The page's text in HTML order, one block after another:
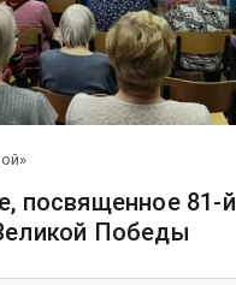
посвященное 81-й
Победы